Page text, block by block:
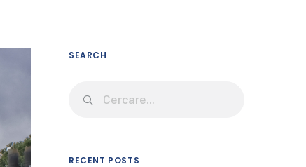
SEARCH
RECENT POSTS